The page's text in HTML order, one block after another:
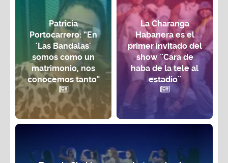
Patricia
Portocarrero: “En
'Las Bandalas'
somos como un
matrimonio, nos
conocemos tanto"
La Charanga
Habanera es el
primer invitado del
show ¨Cara de
haba de la tele al
estadio¨